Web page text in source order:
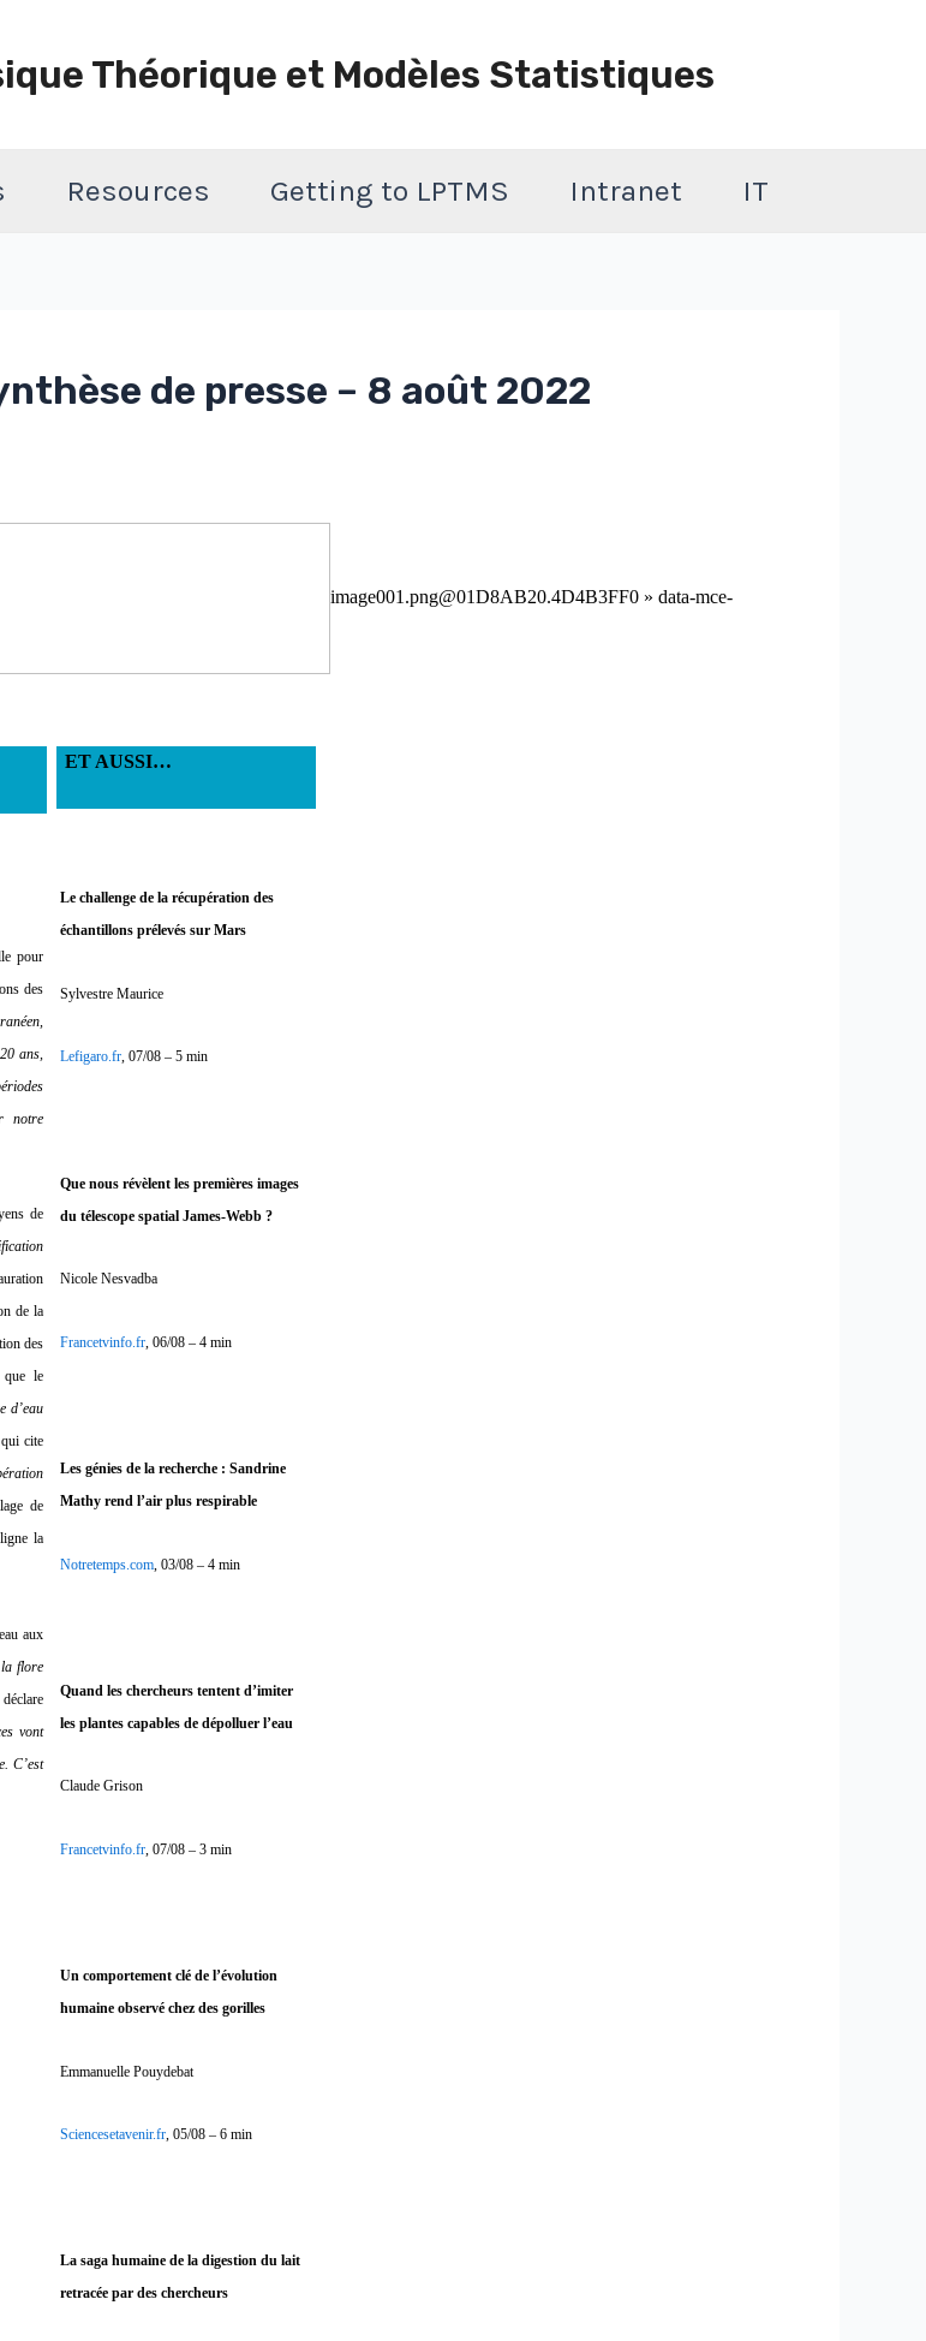
Théorique et Modèles Statistiques
Resources Getting to LPTMS Intranet IT
de presse – 8 août 2022
image001.png@01D8AB20.4D4B3FF0 » data-mce-
ET AUSSI…
pour
des
ans,
notre
de
de la
des
que le
d’eau
cite
de
la
aux
la flore
vont
C’est
Le challenge de la récupération des
échantillons prélevés sur Mars
Sylvestre Maurice
Lefigaro.fr, 07/08 – 5 min
Que nous révèlent les premières images
du télescope spatial James-Webb ?
Nicole Nesvadba
Francetvinfo.fr , 06/08 – 4 min
Les génies de la recherche : Sandrine
Mathy rend l’air plus respirable
Notretemps.com , 03/08 – 4 min
Quand les chercheurs tentent d’imiter
les plantes capables de dépolluer l’eau
Claude Grison
Francetvinfo.fr, 07/08 – 3 min
Un comportement clé de l’évolution
humaine observé chez des gorilles
Emmanuelle Pouydebat
Sciencesetavenir.fr, 05/08 – 6 min
La saga humaine de la digestion du lait
retracée par des chercheurs